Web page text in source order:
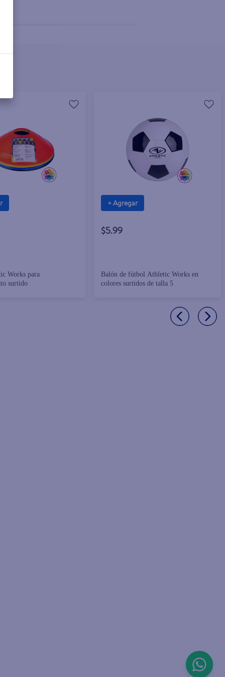
Works para
surtido
+ Agregar
$5.99
Balón de fútbol Athletic Works en
colores surtidos de talla 5